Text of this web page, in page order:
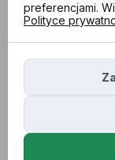
Jak
preferencjami.
Polityce